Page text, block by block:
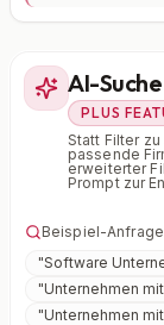
AI-
PLUS
Statt Filter
passende
erweiterter
Prompt zur
Beispiel-
"Software
"Unternehmen
"Unternehmen